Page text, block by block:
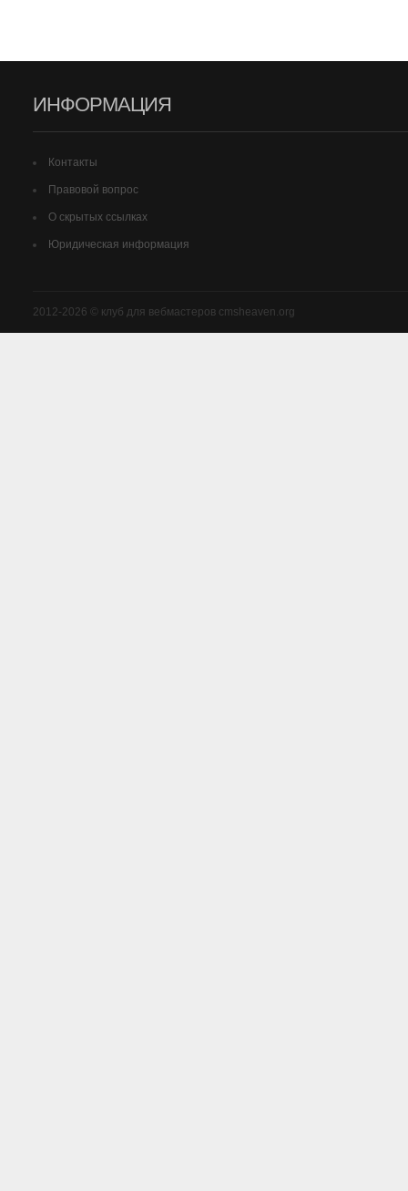
ИНФОРМАЦИЯ
Контакты
Правовой вопрос
О скрытых ссылках
Юридическая информация
2012-2026 © клуб для вебмастеров cmsheaven.org